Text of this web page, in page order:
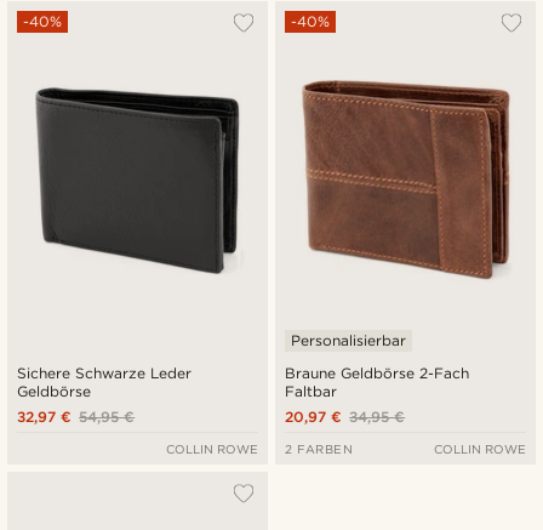
Sichere Schwarze Leder
Geldbörse
-40%
54,95 €
32,97 €
COLLIN ROWE
Braune Geldbörse 2-Fach
Faltbar
-40%
Personalisierbar
34,95 €
20,97 €
2 FARBEN COLLIN ROWE